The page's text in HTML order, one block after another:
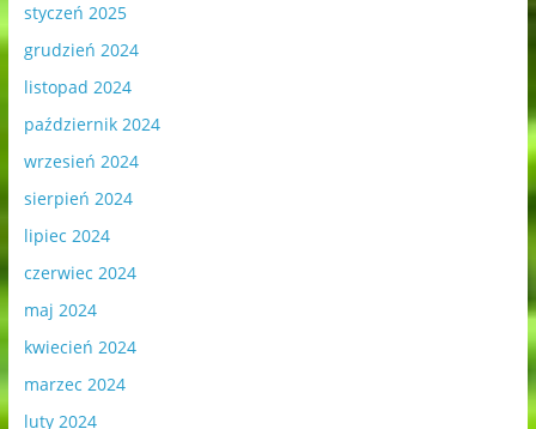
styczeń 2025
grudzień 2024
listopad 2024
październik 2024
wrzesień 2024
sierpień 2024
lipiec 2024
czerwiec 2024
maj 2024
kwiecień 2024
marzec 2024
luty 2024